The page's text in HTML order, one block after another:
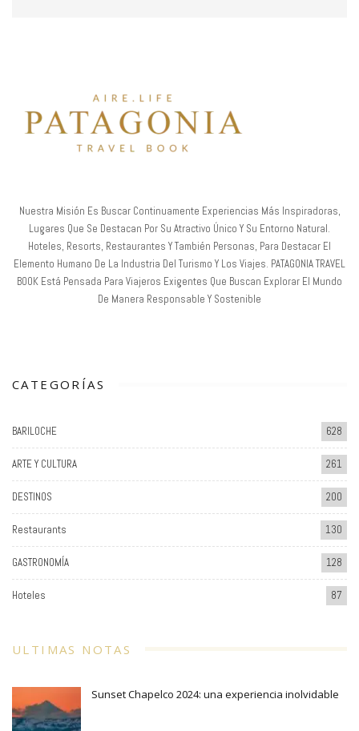
Nuestra Misión Es Buscar Continuamente Experiencias Más Inspiradoras,
Lugares Que Se Destacan Por Su Atractivo Único Y Su Entorno Natural.
Hoteles, Resorts, Restaurantes Y También Personas, Para Destacar El
Elemento Humano De La Industria Del Turismo Y Los Viajes. PATAGONIA TRAVEL
BOOK Está Pensada Para Viajeros Exigentes Que Buscan Explorar El Mundo
De Manera Responsable Y Sostenible
CATEGORÍAS
BARILOCHE 628
ARTE Y CULTURA 261
DESTINOS 200
Restaurants 130
GASTRONOMÍA 128
Hoteles 87
ULTIMAS NOTAS
Sunset Chapelco 2024: una experiencia inolvidable